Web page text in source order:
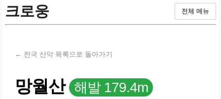
크로웅 전체 메뉴
← 전국 산악 목록으로 돌아가기
망월산 해발 179.4m